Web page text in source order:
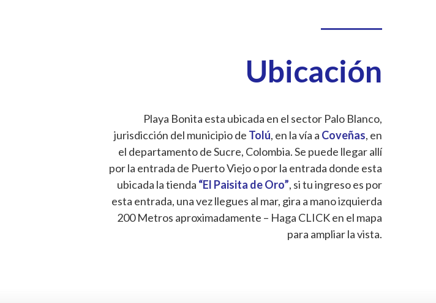
Ubicación
Playa Bonita esta ubicada en el sector Palo Blanco,
jurisdicción del municipio de Tolú, en la vía a Coveñas, en
el departamento de Sucre, Colombia. Se puede llegar allí
por la entrada de Puerto Viejo o por la entrada donde esta
ubicada la tienda “El Paisita de Oro”, si tu ingreso es por
esta entrada, una vez llegues al mar, gira a mano izquierda
200 Metros aproximadamente – Haga CLICK en el mapa
para ampliar la vista.